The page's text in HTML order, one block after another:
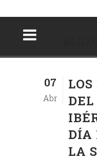
07
Abr
DÍA
LA